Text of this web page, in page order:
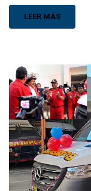
LEER MÁS